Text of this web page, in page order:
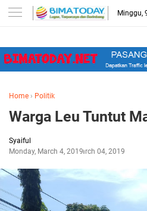
-->
Minggu,
Home › Politik
Warga Leu Tuntut
Syaiful
Monday, March 4, 2019March 04, 2019